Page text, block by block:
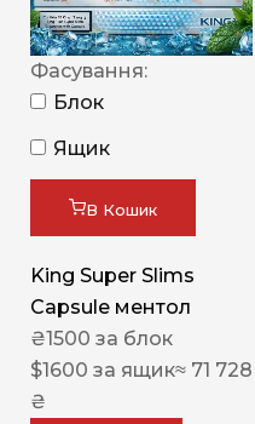
Фасування:
Блок
Ящик
В Кошик
King Super Slims
Capsule ментол
₴1500 за блок
$1600 за ящик≈ 71 728
₴